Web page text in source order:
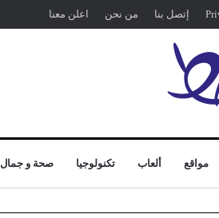
إتصل بنا من نحن اعلن معنا
مواقع ألعاب تكنولوجيا صحة و جمال